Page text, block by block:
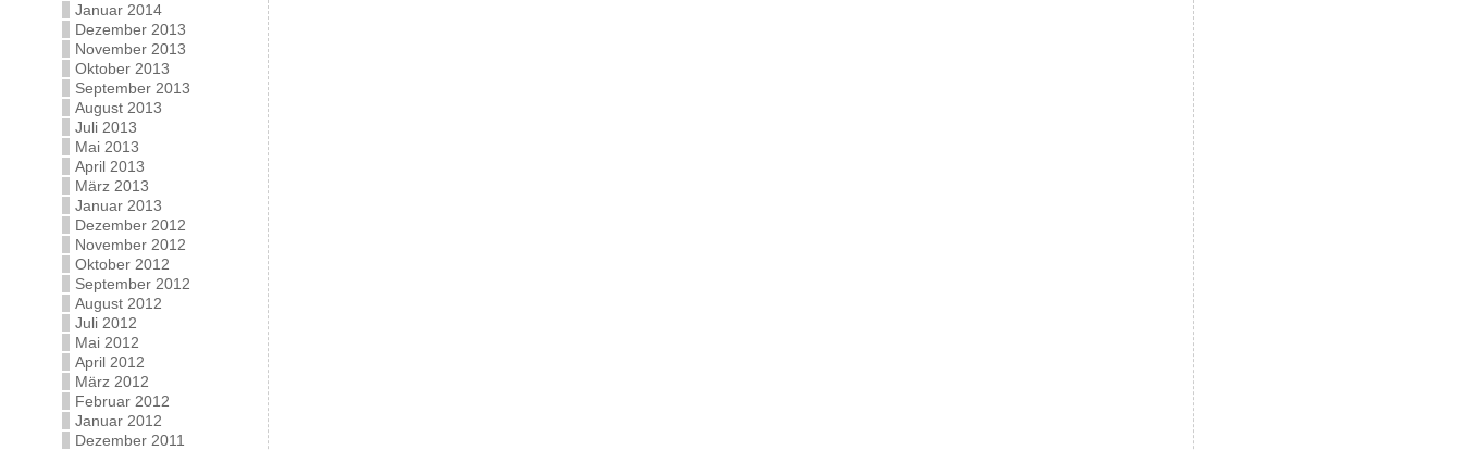
Januar 2014
Dezember 2013
November 2013
Oktober 2013
September 2013
August 2013
Juli 2013
Mai 2013
April 2013
März 2013
Januar 2013
Dezember 2012
November 2012
Oktober 2012
September 2012
August 2012
Juli 2012
Mai 2012
April 2012
März 2012
Februar 2012
Januar 2012
Dezember 2011